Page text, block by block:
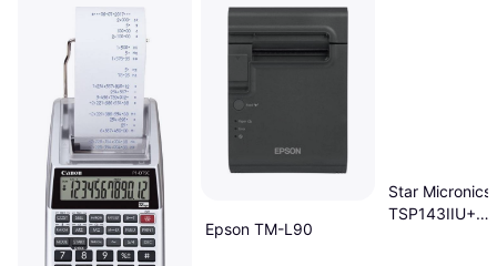
Epson TM-L90
Star Micronics
TSP143IIU+